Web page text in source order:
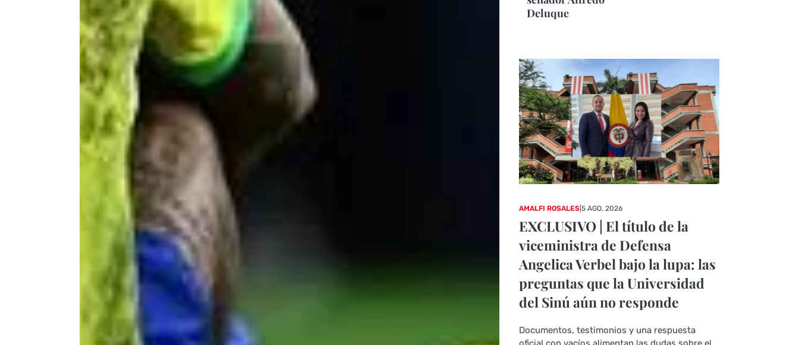
Deluque
AMALFI ROSALES| 5 AGO, 2026
EXCLUSIVO | El título de la
viceministra de Defensa
Angelica Verbel bajo la lupa: las
preguntas que la Universidad
del Sinú aún no responde
Documentos, testimonios y una respuesta